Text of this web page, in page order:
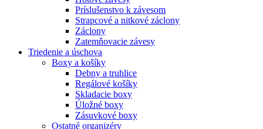
Príslušenstvo k závesom
Strapcové a nitkové záclony
Záclony
Zatemňovacie závesy
Triedenie a úschova
Boxy a košíky
Debny a truhlice
Regálové košíky
Skladacie boxy
Úložné boxy
Zásuvkové boxy
Ostatné organizéry